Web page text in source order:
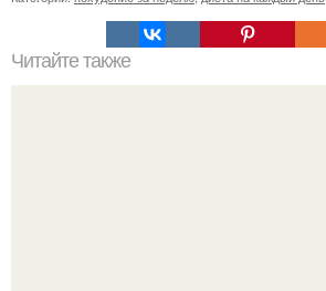
Читайте также